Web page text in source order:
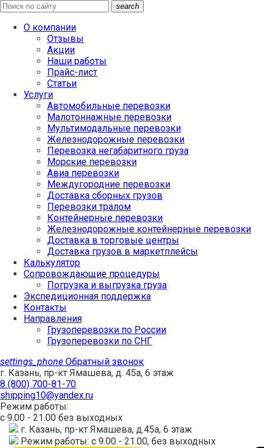
search
О компании
Отзывы
Акции
Наши работы
Прайс-лист
Статьи
Услуги
Автомобильные перевозки
Малотоннажные перевозки
Мультимодальные перевозки
Железнодорожные перевозки
Перевозка негабаритного груза
Морские перевозки
Авиа перевозки
Междугородние перевозки
Доставка сборных грузов
Перевозки тралом
Контейнерные перевозки
Железнодорожные контейнерные перевозки
Доставка в торговые центры
Доставка грузов в маркетплейсы
Калькулятор
Сопровождающие процедуры
Погрузка и выгрузка груза
Экспедиционная поддержка
Контакты
Направления
Грузоперевозки по России
Грузоперевозки по СНГ
settings_phone Обратный звонок
г. Казань, пр-кт Ямашева, д. 45а, 6 этаж
8 (800) 700-81-70
shipping10@yandex.ru
Режим работы:
с 9.00 - 21.00 без выходных
г. Казань, пр-кт Ямашева, д.45а, 6 этаж
Режим работы: с 9.00 - 21.00, без выходных